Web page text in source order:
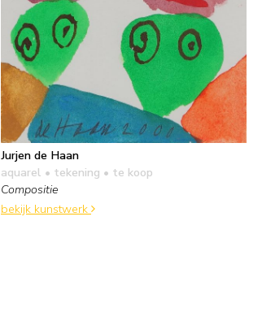
Jurjen de Haan
aquarel • tekening • te koop
Compositie
bekijk kunstwerk